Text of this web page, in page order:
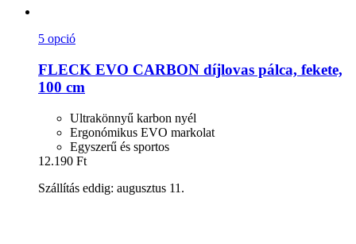
5 opció
FLECK EVO CARBON díjlovas pálca, fekete,
100 cm
Ultrakönnyű karbon nyél
Ergonómikus EVO markolat
Egyszerű és sportos
12.190 Ft
Szállítás eddig: augusztus 11.